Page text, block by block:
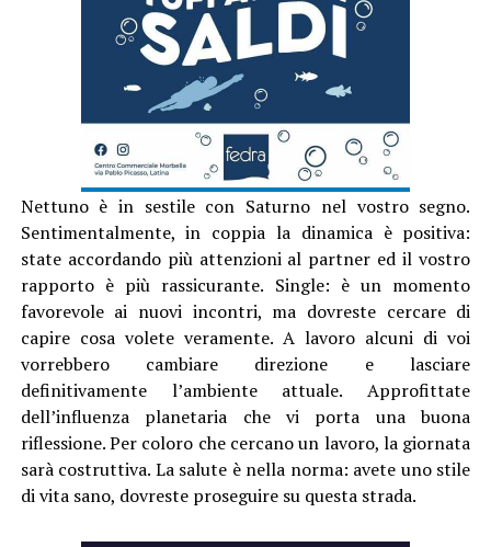
Nettuno è in sestile con Saturno nel vostro segno.
Sentimentalmente, in coppia la dinamica è positiva:
state accordando più attenzioni al partner ed il vostro
rapporto è più rassicurante. Single: è un momento
favorevole ai nuovi incontri, ma dovreste cercare di
capire cosa volete veramente. A lavoro alcuni di voi
vorrebbero cambiare direzione e lasciare
definitivamente l’ambiente attuale. Approfittate
dell’influenza planetaria che vi porta una buona
riflessione. Per coloro che cercano un lavoro, la giornata
sarà costruttiva. La salute è nella norma: avete uno stile
di vita sano, dovreste proseguire su questa strada.